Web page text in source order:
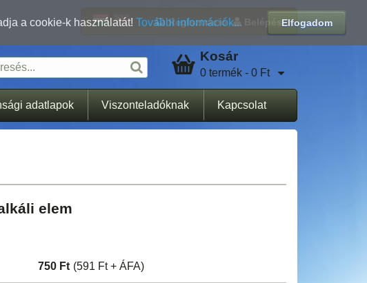
Elfogadom
a cookie-k használatát! További információk...
Regisztráció Belépés
Kosár
0 termék - 0 Ft
adatlapok Viszonteladóknak Kapcsolat
elem
750 Ft (591 Ft + ÁFA)